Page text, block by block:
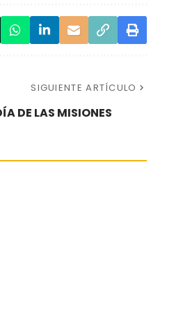
SIGUIENTE ARTÍCULO
DE LAS MISIONES